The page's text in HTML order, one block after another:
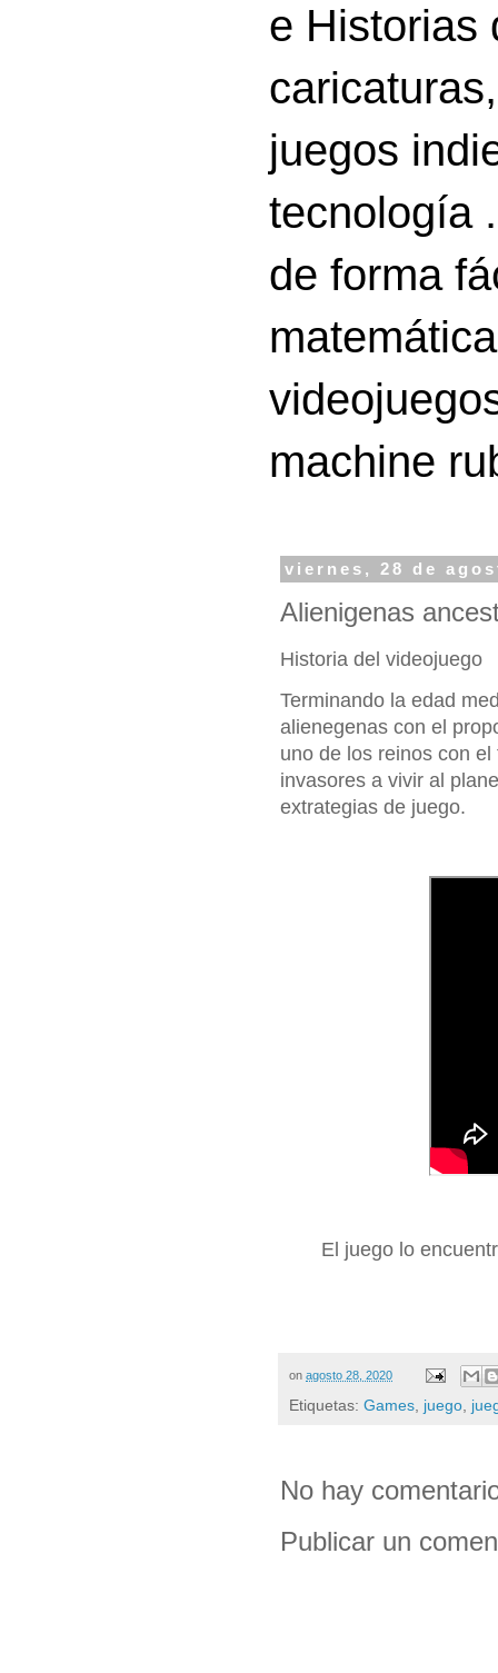
e Historias
juegos
tecnología
de forma
machine
viernes, 28 de
Alienigenas
Historia del videojuego
Terminando la edad
alienegenas con el
uno de los reinos con
invasores a vivir al
extrategias de juego.
El juego lo
on agosto 28, 2020
Etiquetas: Games juego
No hay
Publicar un